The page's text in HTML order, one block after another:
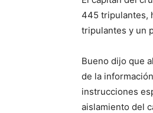
445 tripulantes,
tripulantes y un
Bueno dijo que
de la
instrucciones
aislamiento del